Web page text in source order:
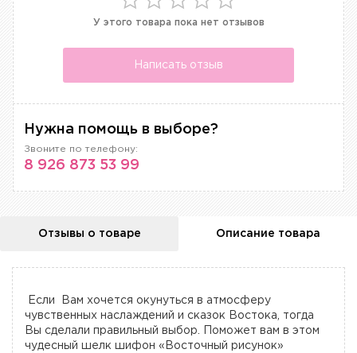
У этого товара пока нет отзывов
Написать отзыв
Нужна помощь в выборе?
Звоните по телефону:
8 926 873 53 99
Отзывы о товаре Описание товара
Если Вам хочется окунуться в атмосферу
чувственных наслаждений и сказок Востока, тогда
Вы сделали правильный выбор. Поможет вам в этом
чудесный шелк шифон «Восточный рисунок»